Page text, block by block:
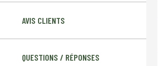
AVIS CLIENTS
QUESTIONS / RÉPONSES